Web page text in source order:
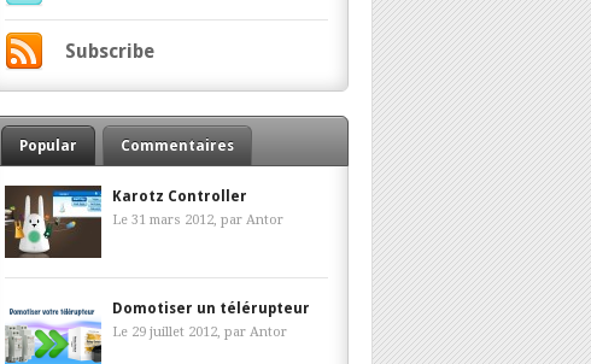
Subscribe
Popular Commentaires
Karotz Controller
Le 31 mars 2012, par Antor
Domotiser un télérupteur
Le 29 juillet 2012, par Antor